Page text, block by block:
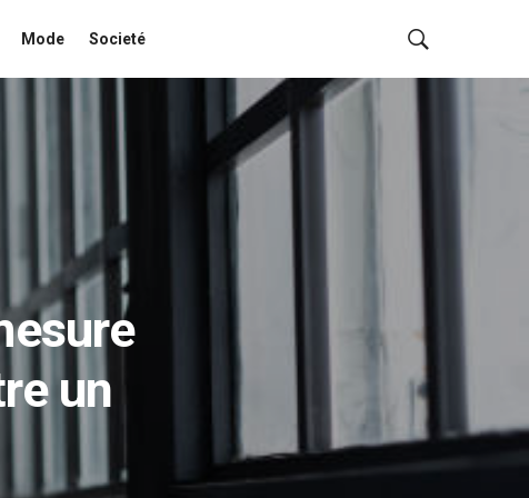
Mode Societé
un